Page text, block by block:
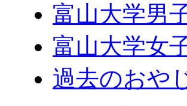
富山大学男
富山大学女
過去のおや